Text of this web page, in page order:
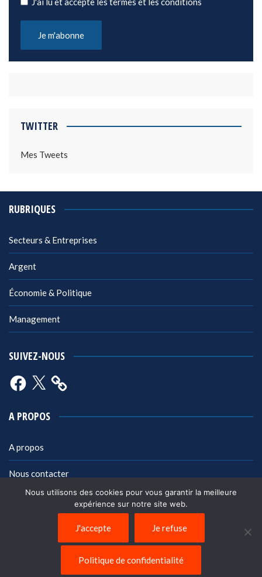
TWITTER
Mes Tweets
RUBRIQUES
Secteurs & Entreprises
Argent
Économie & Politique
Management
SUIVEZ-NOUS
Facebook
X
A PROPOS
A propos
Nous contacter
Politique de confidentialité
Nous utilisons des cookies pour vous garantir la meilleure
expérience sur notre site web.
J'accepte Je refuse
Politique de confidentialité